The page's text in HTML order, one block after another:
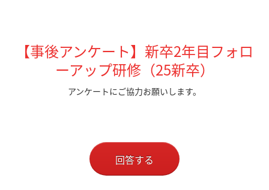
【事後アンケート】新卒2年目フォロ
ーアップ研修（25新卒）
アンケートにご協力お願いします。
回答する